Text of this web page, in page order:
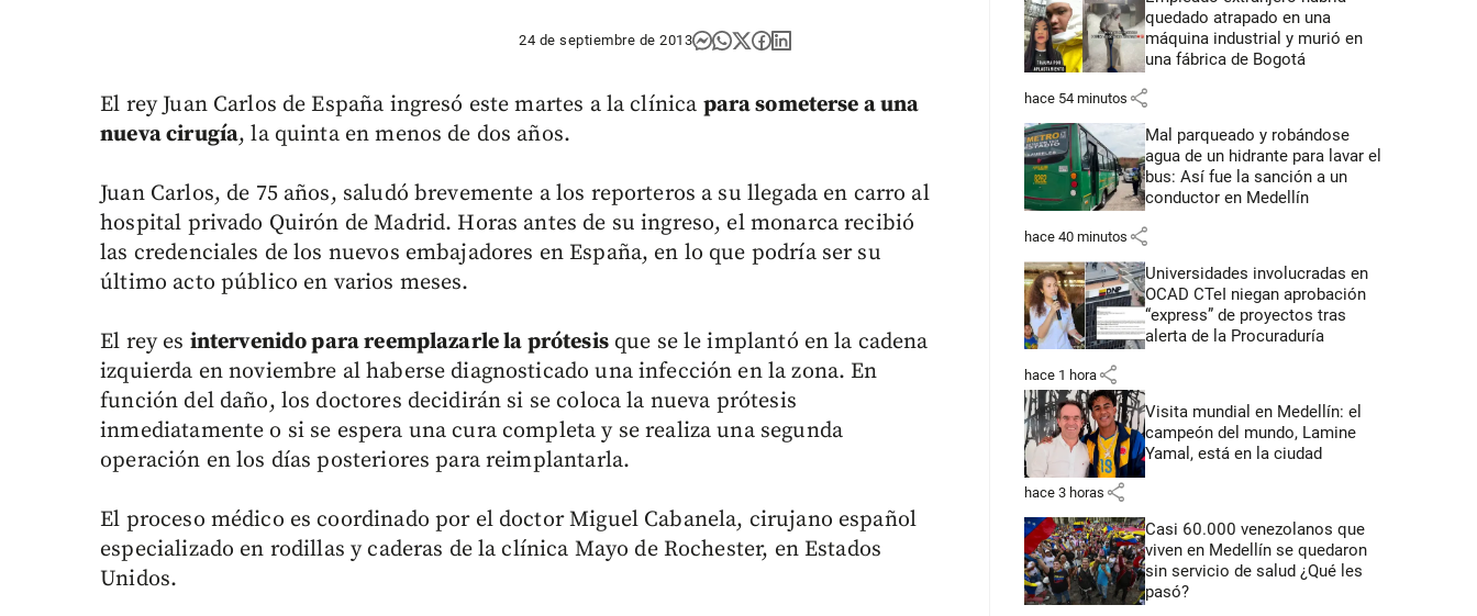
24 de septiembre de 2013
El rey Juan Carlos de España ingresó este martes a la clínica para someterse a una
nueva cirugía, la quinta en menos de dos años.
Juan Carlos, de 75 años, saludó brevemente a los reporteros a su llegada en carro al
hospital privado Quirón de Madrid. Horas antes de su ingreso, el monarca recibió
las credenciales de los nuevos embajadores en España, en lo que podría ser su
último acto público en varios meses.
El rey es intervenido para reemplazarle la prótesisque se le implantó en la cadena
izquierda en noviembre al haberse diagnosticado una infección en la zona. En
función del daño, los doctores decidirán si se coloca la nueva prótesis
inmediatamente o si se espera una cura completa y se realiza una segunda
operación en los días posteriores para reimplantarla.
El proceso médico es coordinado por el doctor Miguel Cabanela, cirujano español
especializado en rodillas y caderas de la clínica Mayo de Rochester, en Estados
Unidos.
quedado atrapado en una
máquina industrial y murió en
una fábrica de Bogotá
hace 54 minutos share
Mal parqueado y robándose
agua de un hidrante para lavar el
bus: Así fue la sanción a un
conductor en Medellín
hace 40 minutos share
Universidades involucradas en
OCAD CTeI niegan aprobación
“express” de proyectos tras
alerta de la Procuraduría
hace 1 hora share
Visita mundial en Medellín: el
campeón del mundo, Lamine
Yamal, está en la ciudad
hace 3 horas share
Casi 60.000 venezolanos que
viven en Medellín se quedaron
sin servicio de salud ¿Qué les
pasó?